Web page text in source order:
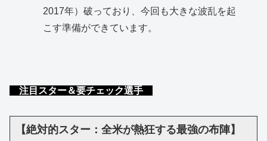
2017年）破っており、今回も大きな波乱を起
こす準備ができています。
注目スター＆要チェック選手
【絶対的スター：全米が熱狂する最強の布陣】